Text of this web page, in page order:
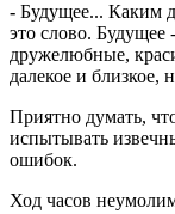
- Будущее... Каким
это слово. Будущее
дружелюбные,
далекое и близкое,
Приятно думать,
испытывать
ошибок.
Ход часов